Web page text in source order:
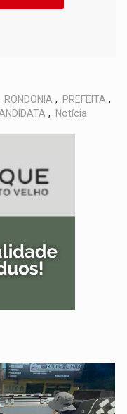
RONDONIA , PREFEITA ,
, Notícia